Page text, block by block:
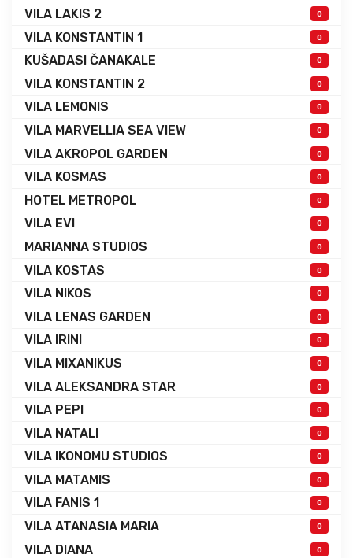
VILA LAKIS 2 0
VILA KONSTANTIN 1 0
KUŠADASI ČANAKALE 0
VILA KONSTANTIN 2 0
VILA LEMONIS 0
VILA MARVELLIA SEA VIEW 0
VILA AKROPOL GARDEN 0
VILA KOSMAS 0
HOTEL METROPOL 0
VILA EVI 0
MARIANNA STUDIOS 0
VILA KOSTAS 0
VILA NIKOS 0
VILA LENAS GARDEN 0
VILA IRINI 0
VILA MIXANIKUS 0
VILA ALEKSANDRA STAR 0
VILA PEPI 0
VILA NATALI 0
VILA IKONOMU STUDIOS 0
VILA MATAMIS 0
VILA FANIS 1 0
VILA ATANASIA MARIA 0
VILA DIANA 0